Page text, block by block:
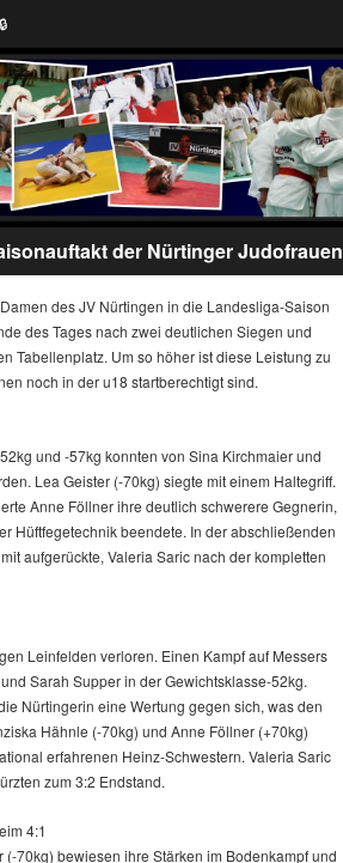
🔒︎
der Nürtinger Judofrauen
des JV Nürtingen in die Landesliga-Saison
des Tages nach zwei deutlichen Siegen und
Tabellenplatz. Um so höher ist diese Leistung zu
noch in der u18 startberechtigt sind.
und -57kg konnten von Sina Kirchmaier und
Lea Geister (-70kg) siegte mit einem Haltegriff.
Anne Föllner ihre deutlich schwerere Gegnerin,
Hüftfegetechnik beendete. In der abschließenden
aufgerückte, Valeria Saric nach der kompletten
Leinfelden verloren. Einen Kampf auf Messers
Sarah Supper in der Gewichtsklasse-52kg.
Nürtingerin eine Wertung gegen sich, was den
Hähnle (-70kg) und Anne Föllner (+70kg)
erfahrenen Heinz-Schwestern. Valeria Saric
zum 3:2 Endstand.
4:1
70kg) bewiesen ihre Stärken im Bodenkampf und